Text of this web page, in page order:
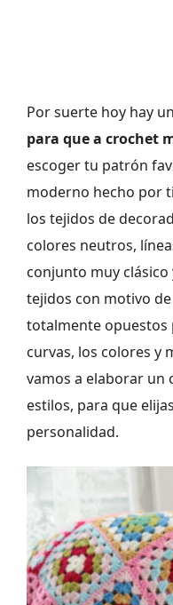
Por suerte hoy hay
para que a crochet
escoger tu patrón
moderno hecho por
los tejidos de
colores neutros,
conjunto muy
tejidos con motivo
totalmente opuestos
curvas, los colores y
vamos a elaborar un
estilos, para que
personalidad.